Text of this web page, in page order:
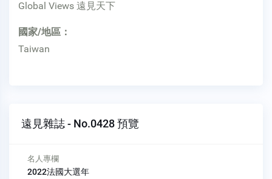
Global Views 遠見天下
國家/地區：
Taiwan
遠見雜誌 - No.0428 預覽
名人專欄
虎年要如何投資